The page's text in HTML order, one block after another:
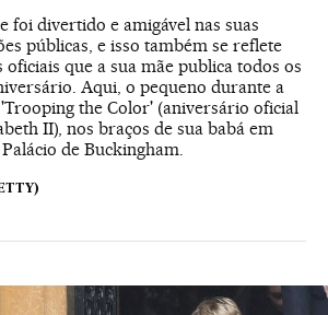
foi divertido e amigável nas suas
públicas, e isso também se reflete
oficiais que a sua mãe publica todos os
Aqui, o pequeno durante a
the Color' (aniversário oficial
II), nos braços de sua babá em
de Buckingham.